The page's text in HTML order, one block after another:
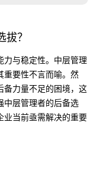
？
力与稳定性。中层管理
重要性不言而喻。然
备力量不足的困境，这
中层管理者的后备选
业当前亟需解决的重要